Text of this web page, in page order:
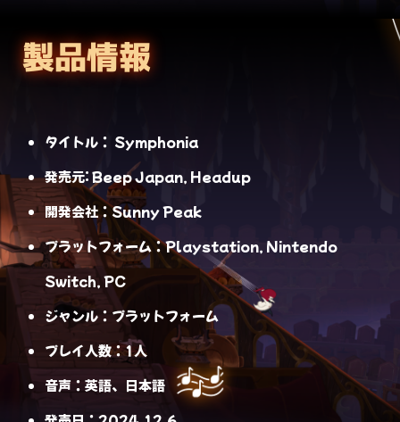
製品情報
タイトル： Symphonia
発売元: Beep Japan, Headup
開発会社：Sunny Peak
プラットフォーム：Playstation, Nintendo
Switch, PC
ジャンル：プラットフォーム
プレイ人数：1人
音声：英語、日本語